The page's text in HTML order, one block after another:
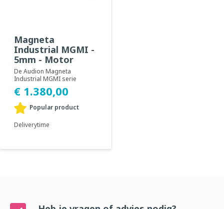
Magneta
Industrial MGMI -
5mm - Motor
De Audion Magneta
Industrial MGMI serie
bestaat uit een complete
reeks cleanroom impuls se...
€ 1.380,00
Popular product
Deliverytime